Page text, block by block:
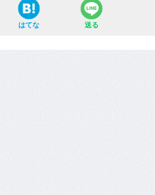
はてな 送る